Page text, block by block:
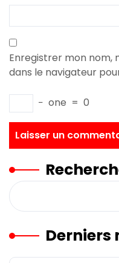
Enregistrer mon nom,
dans le navigateur
− one = 0
Derniers